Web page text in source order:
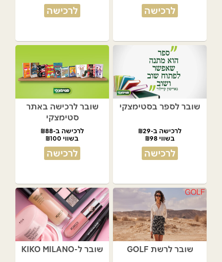
לרכישה לרכישה
שובר לספר בסטימצקי
לרכישה ב-₪29
בשווי ₪98
לרכישה
שובר לרכישה באתר
סטימצקי
לרכישה ב-₪88
בשווי ₪100
לרכישה
שובר לרשת GOLF שובר ל-KIKO MILANO